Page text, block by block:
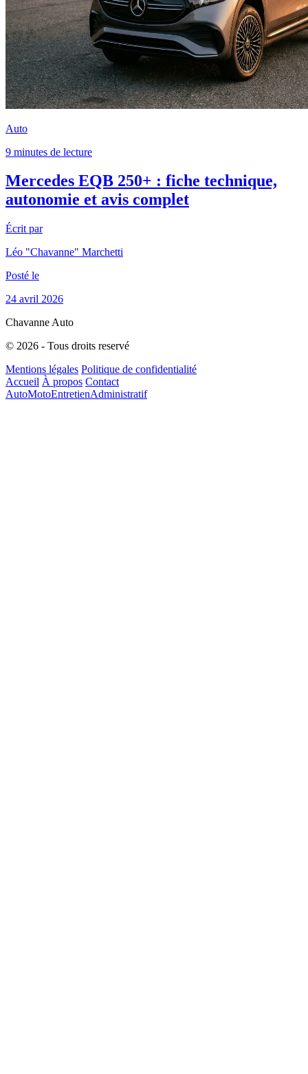
Auto
9 minutes de lecture
Mercedes EQB 250+ : fiche technique,
autonomie et avis complet
Écrit par
Léo "Chavanne" Marchetti
Posté le
24 avril 2026
Chavanne Auto
© 2026 - Tous droits reservé
Mentions légales Politique de confidentialité
Accueil À propos Contact
AutoMotoEntretienAdministratif